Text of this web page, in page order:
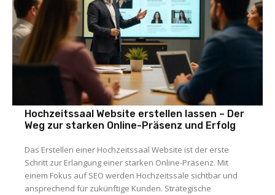
Hochzeitssaal Website erstellen lassen – Der
Weg zur starken Online-Präsenz und Erfolg
Das Erstellen einer Hochzeitssaal Website ist der erste
Schritt zur Erlangung einer starken Online-Präsenz. Mit
einem Fokus auf SEO werden Hochzeitssäle sichtbar und
ansprechend für zukünftige Kunden. Strategische